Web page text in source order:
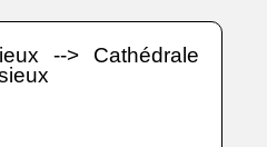
--> Cathédrale